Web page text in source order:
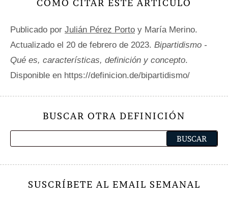
CÓMO CITAR ESTE ARTÍCULO
Publicado por Julián Pérez Porto y María Merino.
Actualizado el 20 de febrero de 2023. Bipartidismo -
Qué es, características, definición y concepto.
Disponible en https://definicion.de/bipartidismo/
BUSCAR OTRA DEFINICIÓN
SUSCRÍBETE AL EMAIL SEMANAL